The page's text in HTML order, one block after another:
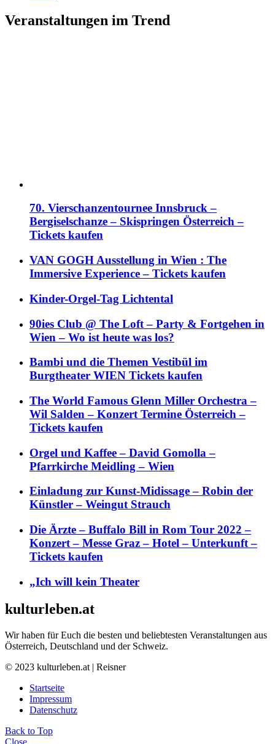
Veranstaltungen im Trend
70. Vierschanzentournee Innsbruck –
Bergiselschanze – Skispringen Österreich –
Tickets kaufen
VAN GOGH Ausstellung in Wien : The
Immersive Experience – Tickets kaufen
Kinder-Orgel-Tag Lichtental
90ies Club @ The Loft – Party & Fortgehen in
Wien – Wo ist heute was los?
Bambi und die Themen Vestibül im
Burgtheater WIEN Tickets kaufen
The World Famous Glenn Miller Orchestra –
Wil Salden – Konzert Termine Österreich –
Tickets kaufen
Orgel und Kaffee – David Gomolla –
Pfarrkirche Meidling – Wien
Einladung zur Kunst-Midissage – Robin der
Künstler – Weingut Strauch
Die Ärzte – Buffalo Bill in Rom Tour 2022 –
Konzert – Messe Graz – Hotel – Unterkunft –
Tickets kaufen
„Ich will kein Theater
kulturleben.at
Wir haben für Euch die besten und beliebtesten Veranstaltungen aus
Österreich, Deutschland und der Schweiz.
© 2023 kulturleben.at | Reisner
Startseite
Impressum
Datenschutz
Back to Top
Close